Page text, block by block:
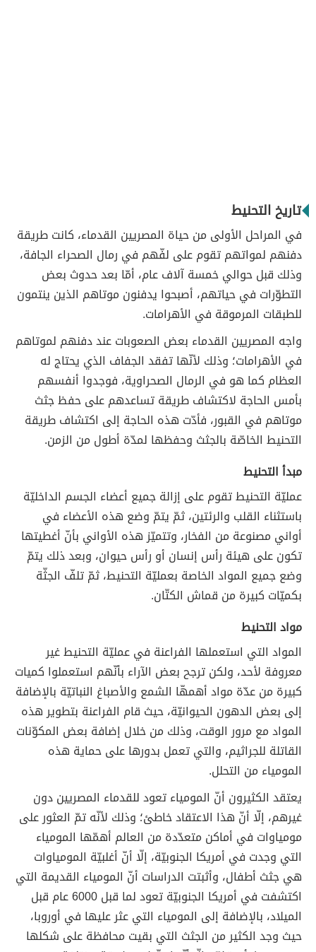
تاريخ التحنيط
في المراحل الأولى من حياة المصريين القدماء، كانت طريقة
دفنهم لمواتهم تقوم على لفّهم في رمال الصحراء الجافة،
وذلك قبل حوالي خمسة آلاف عام، أمّا بعد حدوث بعض
التطوّرات في حياتهم، أصبحوا يدفنون موتاهم الذين ينتمون
للطبقات المرموقة في الأهرامات.
واجه المصريين القدماء بعض الصعوبات عند دفنهم لموتاهم
في الأهرامات؛ وذلك لأنّها تفقد الجفاف الذي يحتاج له
العظام كما هو في الرمال الصحراوية، فوجدوا أنفسهم
بأمس الحاجة لاكتشاف طريقة تساعدهم على حفظ جثث
موتاهم في القبور، فأدّت هذه الحاجة إلى اكتشاف طريقة
التحنيط الخاصّة بالجثث وحفظها لمدّة أطول من الزمن.
مبدأ التحنيط
عمليّة التحنيط تقوم على إزالة جميع أعضاء الجسم الداخليّة
باستثناء القلب والرئتين، ثمّ يتمّ وضع هذه الأعضاء في
أواني مصنوعة من الفخار، وتتميّز هذه الأواني بأنّ أغطيتها
تكون على هيئة رأس إنسان أو رأس حيوان، وبعد ذلك يتمّ
وضع جميع المواد الخاصة بعمليّة التحنيط، ثمّ تلفّ الجثّة
بكميّات كبيرة من قماش الكتّان.
مواد التحنيط
المواد التي استعملها الفراعنة في عمليّة التحنيط غير
معروفة لأحد، ولكن ترجح بعض الآراء بأنّهم استعملوا كميات
كبيرة من عدّة مواد أهمهّا الشمع والأصباغ النباتيّة بالإضافة
إلى بعض الدهون الحيوانيّة، حيث قام الفراعنة بتطوير هذه
المواد مع مرور الوقت، وذلك من خلال إضافة بعض المكوّنات
القاتلة للجراثيم، والتي تعمل بدورها على حماية هذه
المومياء من التحلل.
يعتقد الكثيرون أنّ المومياء تعود للقدماء المصريين دون
غيرهم، إلّا أنّ هذا الاعتقاد خاطئ؛ وذلك لأنّه تمّ العثور على
مومياوات في أماكن متعدّدة من العالم أهمّها المومياء
التي وجدت في أمريكا الجنوبيّة، إلّا أنّ أغلبيّة المومياوات
هي جثث أطفال، وأثبتت الدراسات أنّ المومياء القديمة التي
اكتشفت في أمريكا الجنوبيّة تعود لما قبل 6000 عام قبل
الميلاد، بالإضافة إلى المومياء التي عثر عليها في أوروبا،
حيث وجد الكثير من الجثث التي بقيت محافظة على شكلها